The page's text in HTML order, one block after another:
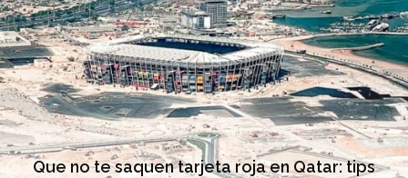
Que no te saquen tarjeta roja en Qatar: tips